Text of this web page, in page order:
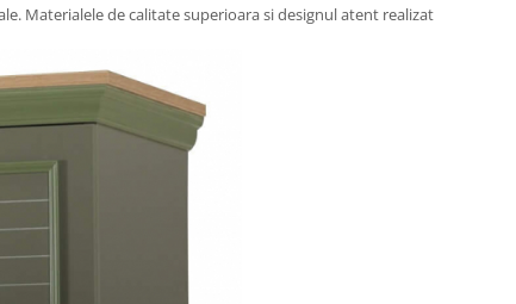
Materialele de calitate superioara si designul atent realizat